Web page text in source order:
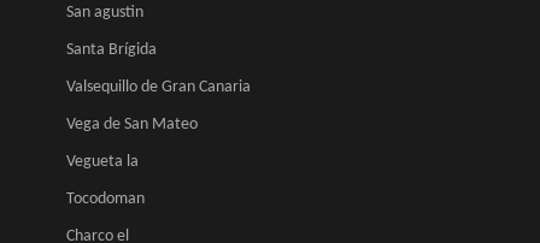
San agustin
Santa Brígida
Valsequillo de Gran Canaria
Vega de San Mateo
Vegueta la
Tocodoman
Charco el